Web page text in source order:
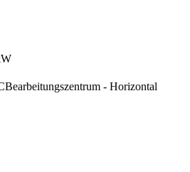
Bearbeitungszentrum - Horizontal